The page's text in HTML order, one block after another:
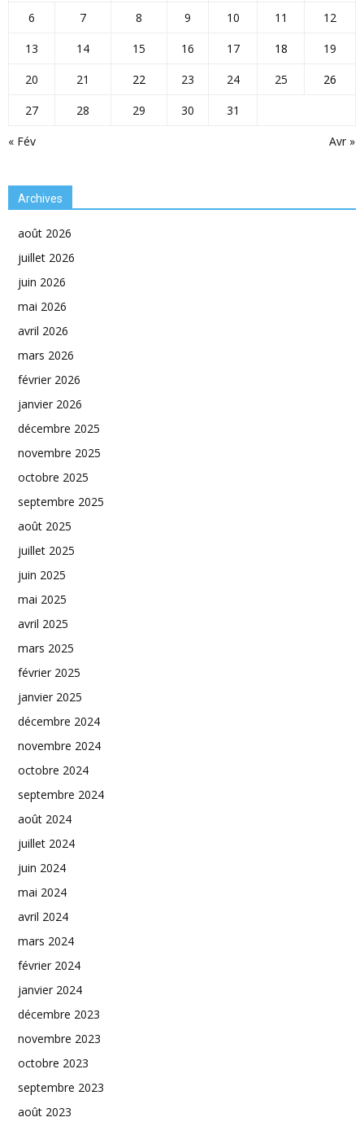
« Fév Avr »
6
7 8 9 10 11
12
13
14 15 16 17 18
19
20
21 22 23 24 25
26
27
28 29 30 31
Archives
août 2026
juillet 2026
juin 2026
mai 2026
avril 2026
mars 2026
février 2026
janvier 2026
décembre 2025
novembre 2025
octobre 2025
septembre 2025
août 2025
juillet 2025
juin 2025
mai 2025
avril 2025
mars 2025
février 2025
janvier 2025
décembre 2024
novembre 2024
octobre 2024
septembre 2024
août 2024
juillet 2024
juin 2024
mai 2024
avril 2024
mars 2024
février 2024
janvier 2024
décembre 2023
novembre 2023
octobre 2023
septembre 2023
août 2023